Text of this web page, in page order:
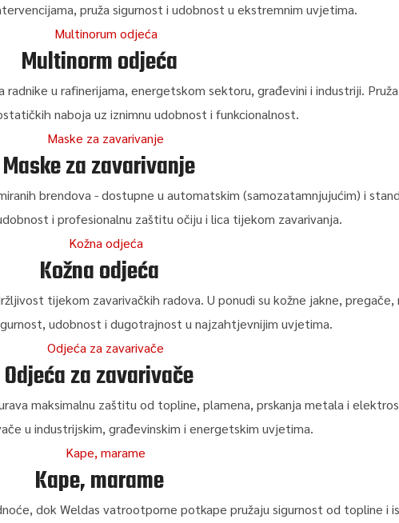
pruža sigurnost i udobnost u ekstremnim uvjetima.
Multinorm odjeća
radnike u rafinerijama, energetskom sektoru, građevini i industriji.
naboja uz iznimnu udobnost i funkcionalnost.
Maske za zavarivanje
brendova - dostupne u automatskim (samozatamnjujućim) i
i profesionalnu zaštitu očiju i lica tijekom zavarivanja.
Kožna odjeća
tijekom zavarivačkih radova. U ponudi su kožne jakne, pregače,
udobnost i dugotrajnost u najzahtjevnijim uvjetima.
Odjeća za zavarivače
maksimalnu zaštitu od topline, plamena, prskanja metala i
u industrijskim, građevinskim i energetskim uvjetima.
Kape, marame
dok Weldas vatrootporne potkape pružaju sigurnost od topline i